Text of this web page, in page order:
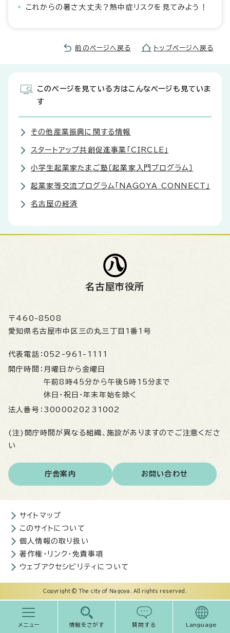
これからの暑さ大丈夫？熱中症リスクを見てみよう！
前のページへ戻る トップページへ戻る
メニュー 情報をさがす 質問する Language
このページを見ている方はこんなページも見ていま
す
その他産業振興に関する情報
スタートアップ共創促進事業「CIRCLE」
小学生起業家たまご塾〔起業家入門プログラム〕
起業家等交流プログラム「NAGOYA CONNECT」
名古屋の経済
名古屋市役所
〒460-8508
愛知県名古屋市中区三の丸三丁目1番1号
代表電話： 052-961-1111
開庁時間： 月曜日から金曜日
午前8時45分から午後5時15分まで
休日・祝日・年末年始を除く
法人番号： 3000020231002
(注)開庁時間が異なる組織、施設がありますのでご注意くださ
い
庁舎案内 お問い合わせ
サイトマップ
このサイトについて
個人情報の取り扱い
著作権・リンク・免責事項
ウェブアクセシビリティについて
Copyright © The city of Nagoya. All rights reserved.